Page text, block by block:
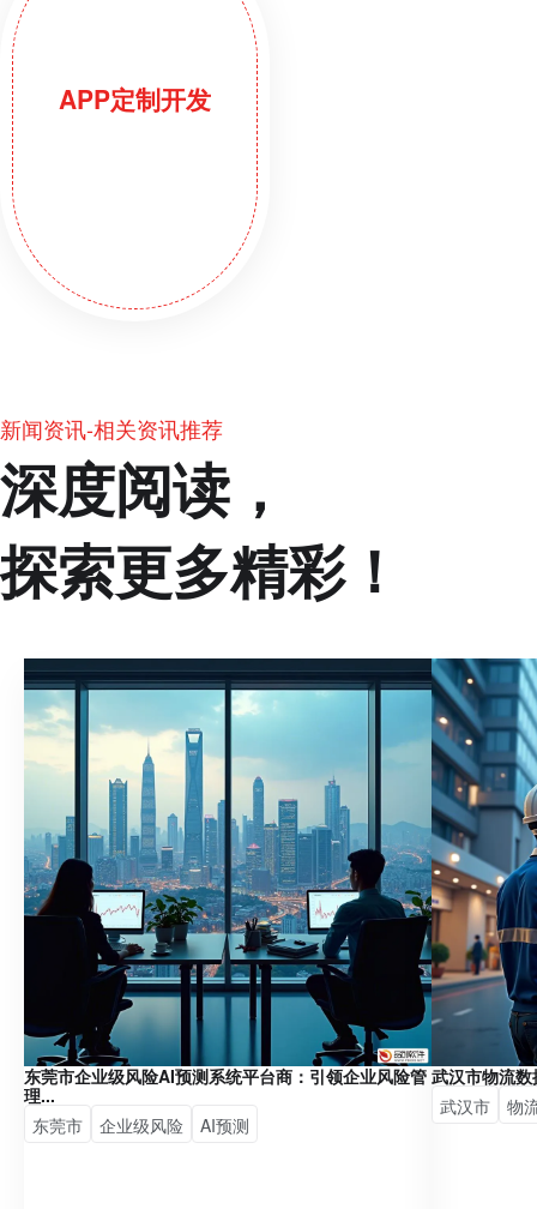
APP定制开发
新闻资讯-相关资讯推荐
深度阅读，
探索更多精彩！
东莞市企业级风险AI预测系统平台商：引领企业风险管
理...
东莞市
企业级风险 AI预测
武汉市物流
武汉市
物